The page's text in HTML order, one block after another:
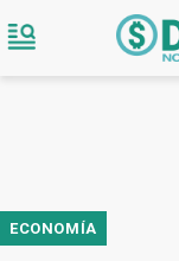
ECONOMÍA